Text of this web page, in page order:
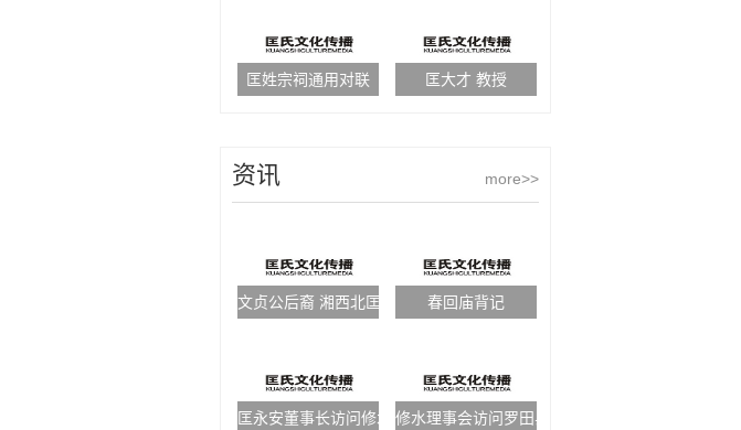
匡姓宗祠通用对联 匡大才 教授
more>>
资讯
文贞公后裔 湘西北匡氏祭祖活动春回庙背记
匡永安董事长访问修水匡氏理事会修水理事会访问罗田县宗亲